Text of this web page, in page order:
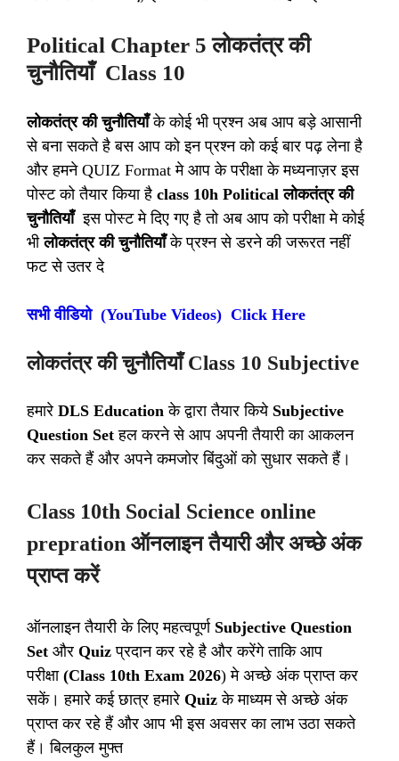
Political Chapter 5 लोकतंत्र की
चुनौतियाँ Class 10
लोकतंत्र की चुनौतियाँके कोई भी प्रश्न अब आप बड़े आसानी
से बना सकते है बस आप को इन प्रश्न को कई बार पढ़ लेना है
और हमने QUIZ Format मे आप के परीक्षा के मध्यनाज़र इस
पोस्ट को तैयार किया है class 10h Political लोकतंत्र की
चुनौतियाँ इस पोस्ट मे दिए गए है तो अब आप को परीक्षा मे कोई
भीलोकतंत्र की चुनौतियाँके प्रश्न से डरने की जरूरत नहीं
फट से उतर दे
सभी वीडियो (YouTube Videos) Click Here
लोकतंत्र की चुनौतियाँ Class 10 Subjective
हमारे DLS Education के द्वारा तैयार किये Subjective
Question Setहल करने से आप अपनी तैयारी का आकलन
कर सकते हैं और अपने कमजोर बिंदुओं को सुधार सकते हैं।
Class 10th Social Science online
prepration ऑनलाइन तैयारी और अच्छे अंक
प्राप्त करें
ऑनलाइन तैयारी के लिए महत्वपूर्ण Subjective Question
Set और Quiz प्रदान कर रहे है और करेंगे ताकि आप
परीक्षा (Class 10th Exam 2026) मे अच्छे अंक प्राप्त कर
सकें। हमारे कई छात्र हमारे Quiz के माध्यम से अच्छे अंक
प्राप्त कर रहे हैं और आप भी इस अवसर का लाभ उठा सकते
हैं। बिलकुल मुफ्त